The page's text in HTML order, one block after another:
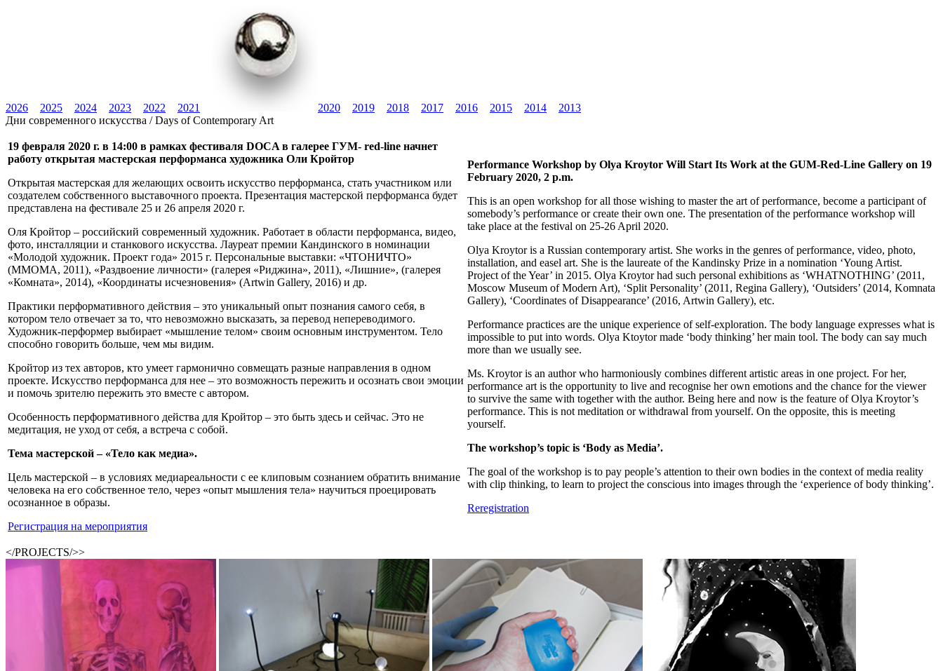
2026 2025 2024 2023 2022 2021 2020 2019 2018 2017 2016 2015 2014
2013
Дни современного искусства / Days of Contemporary Art
19 февраля 2020 г. в 14:00 в рамках фестиваля DOCA в галерее ГУМ- red-line начнет
работу открытая мастерская перформанса художника Оли Кройтор
Открытая мастерская для желающих освоить искусство перформанса, стать участником или
создателем собственного выставочного проекта. Презентация мастерской перформанса будет
представлена на фестивале 25 и 26 апреля 2020 г.
Оля Кройтор – российский современный художник. Работает в области перформанса, видео,
фото, инсталляции и станкового искусства. Лауреат премии Кандинского в номинации
«Молодой художник. Проект года» 2015 г. Персональные выставки: «ЧТОНИЧТО»
(ММОМА, 2011), «Раздвоение личности» (галерея «Риджина», 2011), «Лишние», (галерея
«Комната», 2014), «Координаты исчезновения» (Artwin Gallery, 2016) и др.
Практики перформативного действия – это уникальный опыт познания самого себя, в
котором тело отвечает за то, что невозможно высказать, за перевод непереводимого.
Художник-перформер выбирает «мышление телом» своим основным инструментом. Тело
способно говорить больше, чем мы видим.
Кройтор из тех авторов, кто умеет гармонично совмещать разные направления в одном
проекте. Искусство перформанса для нее – это возможность пережить и осознать свои эмоции
и помочь зрителю пережить это вместе с автором.
Особенность перформативного действа для Кройтор – это быть здесь и сейчас. Это не
медитация, не уход от себя, а встреча с собой.
Тема мастерской – «Тело как медиа».
Цель мастерской – в условиях медиареальности с ее клиповым сознанием обратить внимание
человека на его собственное тело, через «опыт мышления тела» научиться проецировать
осознанное в образы.
Регистрация на мероприятия
Performance Workshop by Olya Kroytor Will Start Its Work at the GUM-Red-Line Gallery on 19
February 2020, 2 p.m.
This is an open workshop for all those wishing to master the art of performance, become a participant of
somebody’s performance or create their own one. The presentation of the performance workshop will
take place at the festival on 25-26 April 2020.
Olya Kroytor is a Russian contemporary artist. She works in the genres of performance, video, photo,
installation, and easel art. She is the laureate of the Kandinsky Prize in a nomination ‘Young Artist.
Project of the Year’ in 2015. Olya Kroytor had such personal exhibitions as ‘WHATNOTHING’ (2011,
Moscow Museum of Modern Art), ‘Split Personality’ (2011, Regina Gallery), ‘Outsiders’ (2014, Komnata
Gallery), ‘Coordinates of Disappearance’ (2016, Artwin Gallery), etc.
Performance practices are the unique experience of self-exploration. The body language expresses what is
impossible to put into words. Olya Ktoytor made ‘body thinking’ her main tool. The body can say much
more than we usually see.
Ms. Kroytor is an author who harmoniously combines different artistic areas in one project. For her,
performance art is the opportunity to live and recognise her own emotions and the chance for the viewer
to survive the same with together with the author. Being here and now is the feature of Olya Kroytor’s
performance. This is not meditation or withdrawal from yourself. On the opposite, this is meeting
yourself.
The workshop’s topic is ‘Body as Media’.
The goal of the workshop is to pay people’s attention to their own bodies in the context of media reality
with clip thinking, to learn to project the conscious into images through the ‘experience of body thinking’.
Reregistration
</PROJECTS/>>